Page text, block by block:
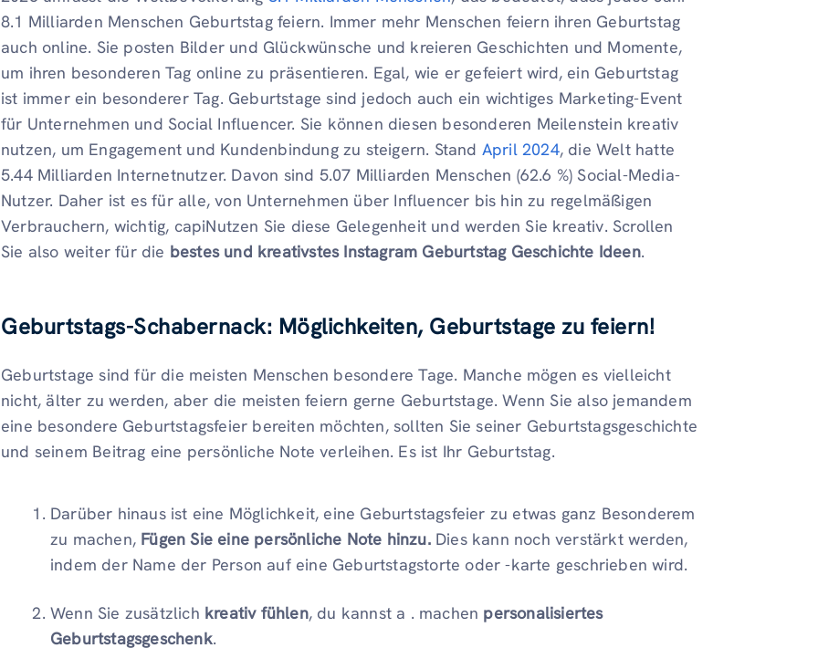
8.1 Milliarden Menschen Geburtstag feiern. Immer mehr Menschen feiern ihren Geburtstag
auch online. Sie posten Bilder und Glückwünsche und kreieren Geschichten und Momente,
um ihren besonderen Tag online zu präsentieren. Egal, wie er gefeiert wird, ein Geburtstag
ist immer ein besonderer Tag. Geburtstage sind jedoch auch ein wichtiges Marketing-Event
für Unternehmen und Social Influencer. Sie können diesen besonderen Meilenstein kreativ
nutzen, um Engagement und Kundenbindung zu steigern. Stand April 2024, die Welt hatte
5.44 Milliarden Internetnutzer. Davon sind 5.07 Milliarden Menschen (62.6 %) Social-Media-
Nutzer. Daher ist es für alle, von Unternehmen über Influencer bis hin zu regelmäßigen
Verbrauchern, wichtig, capiNutzen Sie diese Gelegenheit und werden Sie kreativ. Scrollen
Sie also weiter für die bestes und kreativstes Instagram GeburtstagGeschichte Ideen.
Geburtstags-Schabernack: Möglichkeiten, Geburtstage zu feiern!
Geburtstage sind für die meisten Menschen besondere Tage. Manche mögen es vielleicht
nicht, älter zu werden, aber die meisten feiern gerne Geburtstage. Wenn Sie also jemandem
eine besondere Geburtstagsfeier bereiten möchten, sollten Sie seiner Geburtstagsgeschichte
und seinem Beitrag eine persönliche Note verleihen. Es ist Ihr Geburtstag.
Darüber hinaus ist eine Möglichkeit, eine Geburtstagsfeier zu etwas ganz Besonderem
zu machen, Fügen Sie eine persönliche Note hinzu. Dies kann noch verstärkt werden,
indem der Name der Person auf eine Geburtstagstorte oder -karte geschrieben wird.
Wenn Sie zusätzlich kreativ fühlen, du kannst a . machen personalisiertes
Geburtstagsgeschenk.